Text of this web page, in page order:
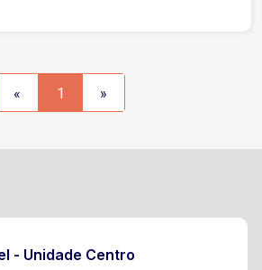
Sorocaba, com ampla oferta de
escolas e transporte
« 1 »
- Unidade Centro